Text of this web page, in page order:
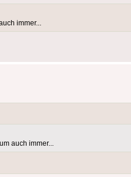
immer...
auch immer...